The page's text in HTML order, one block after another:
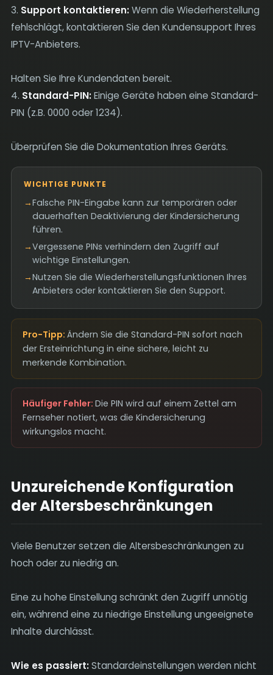
3. Support kontaktieren:Wenn die Wiederherstellung
fehlschlägt, kontaktieren Sie den Kundensupport Ihres
IPTV-Anbieters.
Halten Sie Ihre Kundendaten bereit.
4. Standard-PIN:Einige Geräte haben eine Standard-
PIN (z.B. 0000 oder 1234).
Überprüfen Sie die Dokumentation Ihres Geräts.
WICHTIGE PUNKTE
→Falsche PIN-Eingabe kann zur temporären oder
dauerhaften Deaktivierung der Kindersicherung
führen.
→Vergessene PINs verhindern den Zugriff auf
wichtige Einstellungen.
→Nutzen Sie die Wiederherstellungsfunktionen Ihres
Anbieters oder kontaktieren Sie den Support.
Pro-Tipp: Ändern Sie die Standard-PIN sofort nach
der Ersteinrichtung in eine sichere, leicht zu
merkende Kombination.
Häufiger Fehler: Die PIN wird auf einem Zettel am
Fernseher notiert, was die Kindersicherung
wirkungslos macht.
Unzureichende Konfiguration
der Altersbeschränkungen
Viele Benutzer setzen die Altersbeschränkungen zu
hoch oder zu niedrig an.
Eine zu hohe Einstellung schränkt den Zugriff unnötig
ein, während eine zu niedrige Einstellung ungeeignete
Inhalte durchlässt.
Wie es passiert:Standardeinstellungen werden nicht